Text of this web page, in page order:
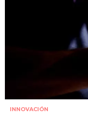
INNOVACIÓN